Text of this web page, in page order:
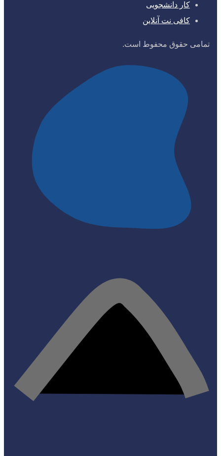
کار دانشجویی
کافی نت آنلاین
تمامی حقوق محفوط است.